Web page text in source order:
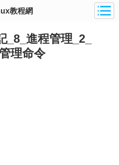
教程網
進程管理_2_
理命令